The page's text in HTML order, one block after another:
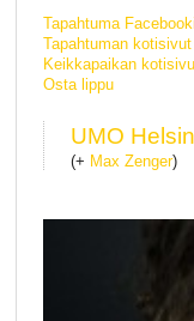
Tapahtuma
Tapahtuman kotisivut
Keikkapaikan
Osta lippu
UMO
(+ Max Zenger)